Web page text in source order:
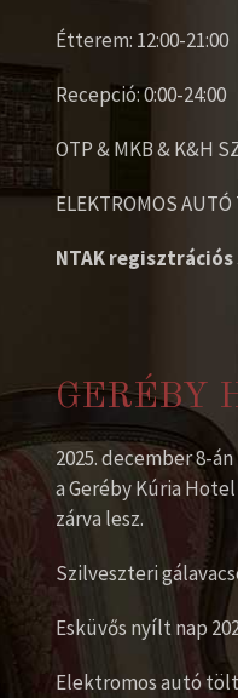
Étterem: 12:00-21:00
Recepció: 0:00-24:00
OTP & MKB & K&H
ELEKTROMOS AUTÓ
NTAK regisztrációs
GERÉBY
2025. december 8-
a Geréby Kúria
zárva lesz.
Szilveszteri
Esküvős nyílt nap
Elektromos autó